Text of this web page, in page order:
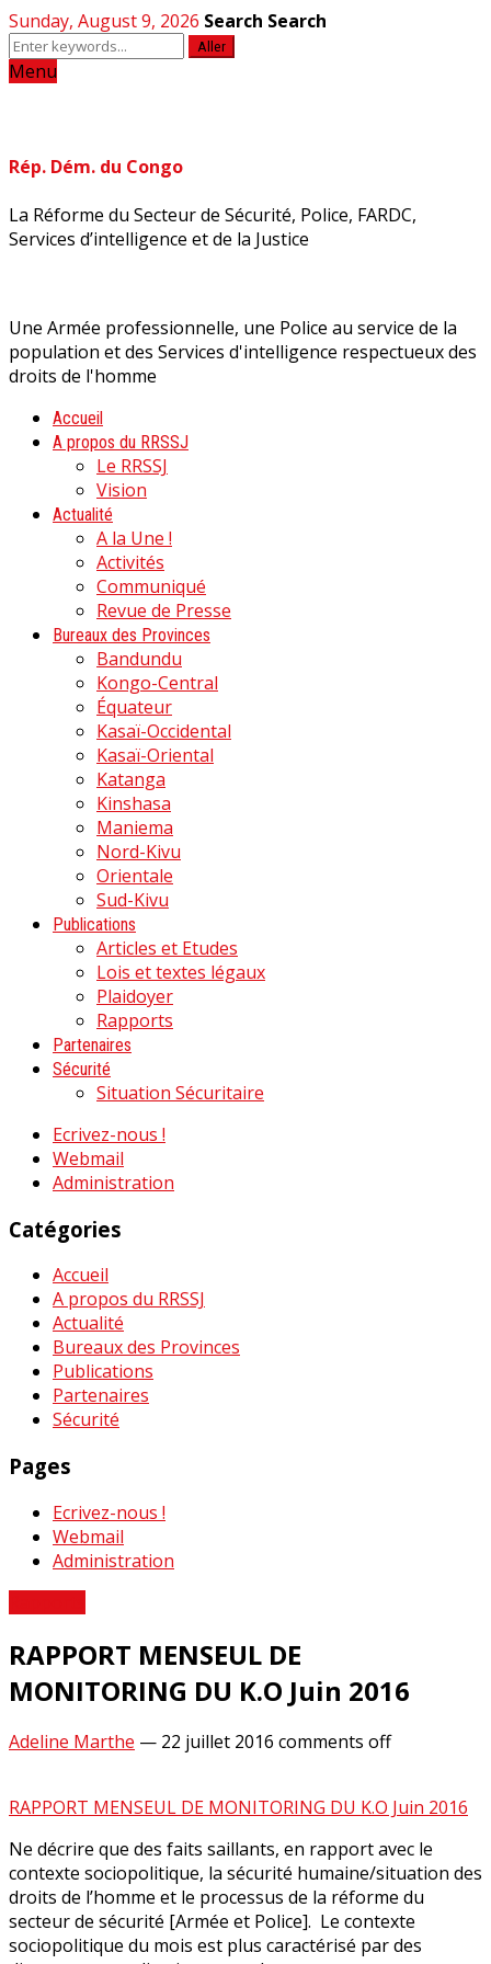
Sunday, August 9, 2026 Search Search
Aller
Menu
Rép. Dém. du Congo
La Réforme du Secteur de Sécurité, Police, FARDC,
Services d’intelligence et de la Justice
Une Armée professionnelle, une Police au service de la
population et des Services d'intelligence respectueux des
droits de l'homme
Accueil
A propos du RRSSJ
Le RRSSJ
Vision
Actualité
A la Une !
Activités
Communiqué
Revue de Presse
Bureaux des Provinces
Bandundu
Kongo-Central
Équateur
Kasaï-Occidental
Kasaï-Oriental
Katanga
Kinshasa
Maniema
Nord-Kivu
Orientale
Sud-Kivu
Publications
Articles et Etudes
Lois et textes légaux
Plaidoyer
Rapports
Partenaires
Sécurité
Situation Sécuritaire
Ecrivez-nous !
Webmail
Administration
Catégories
Accueil
A propos du RRSSJ
Actualité
Bureaux des Provinces
Publications
Partenaires
Sécurité
Pages
Ecrivez-nous !
Webmail
Administration
RAPPORT MENSEUL DE
MONITORING DU K.O Juin 2016
Adeline Marthe — 22 juillet 2016 comments off
RAPPORT MENSEUL DE MONITORING DU K.O Juin 2016
Ne décrire que des faits saillants, en rapport avec le
contexte sociopolitique, la sécurité humaine/situation des
droits de l’homme et le processus de la réforme du
secteur de sécurité [Armée et Police]. Le contexte
sociopolitique du mois est plus caractérisé par des